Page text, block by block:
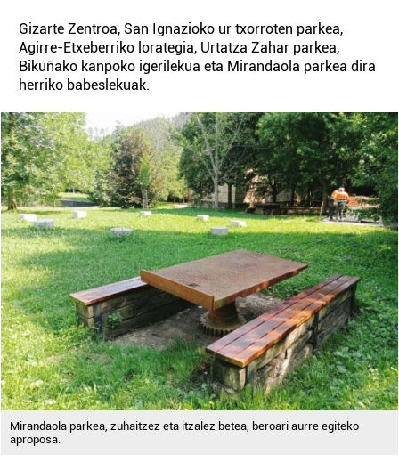
Gizarte Zentroa, San Ignazioko ur txorroten parkea,
Agirre-Etxeberriko lorategia, Urtatza Zahar parkea,
Bikuñako kanpoko igerilekua eta Mirandaola parkea dira
herriko babeslekuak.
Mirandaola parkea, zuhaitzez eta itzalez betea, beroari aurre egiteko
aproposa.